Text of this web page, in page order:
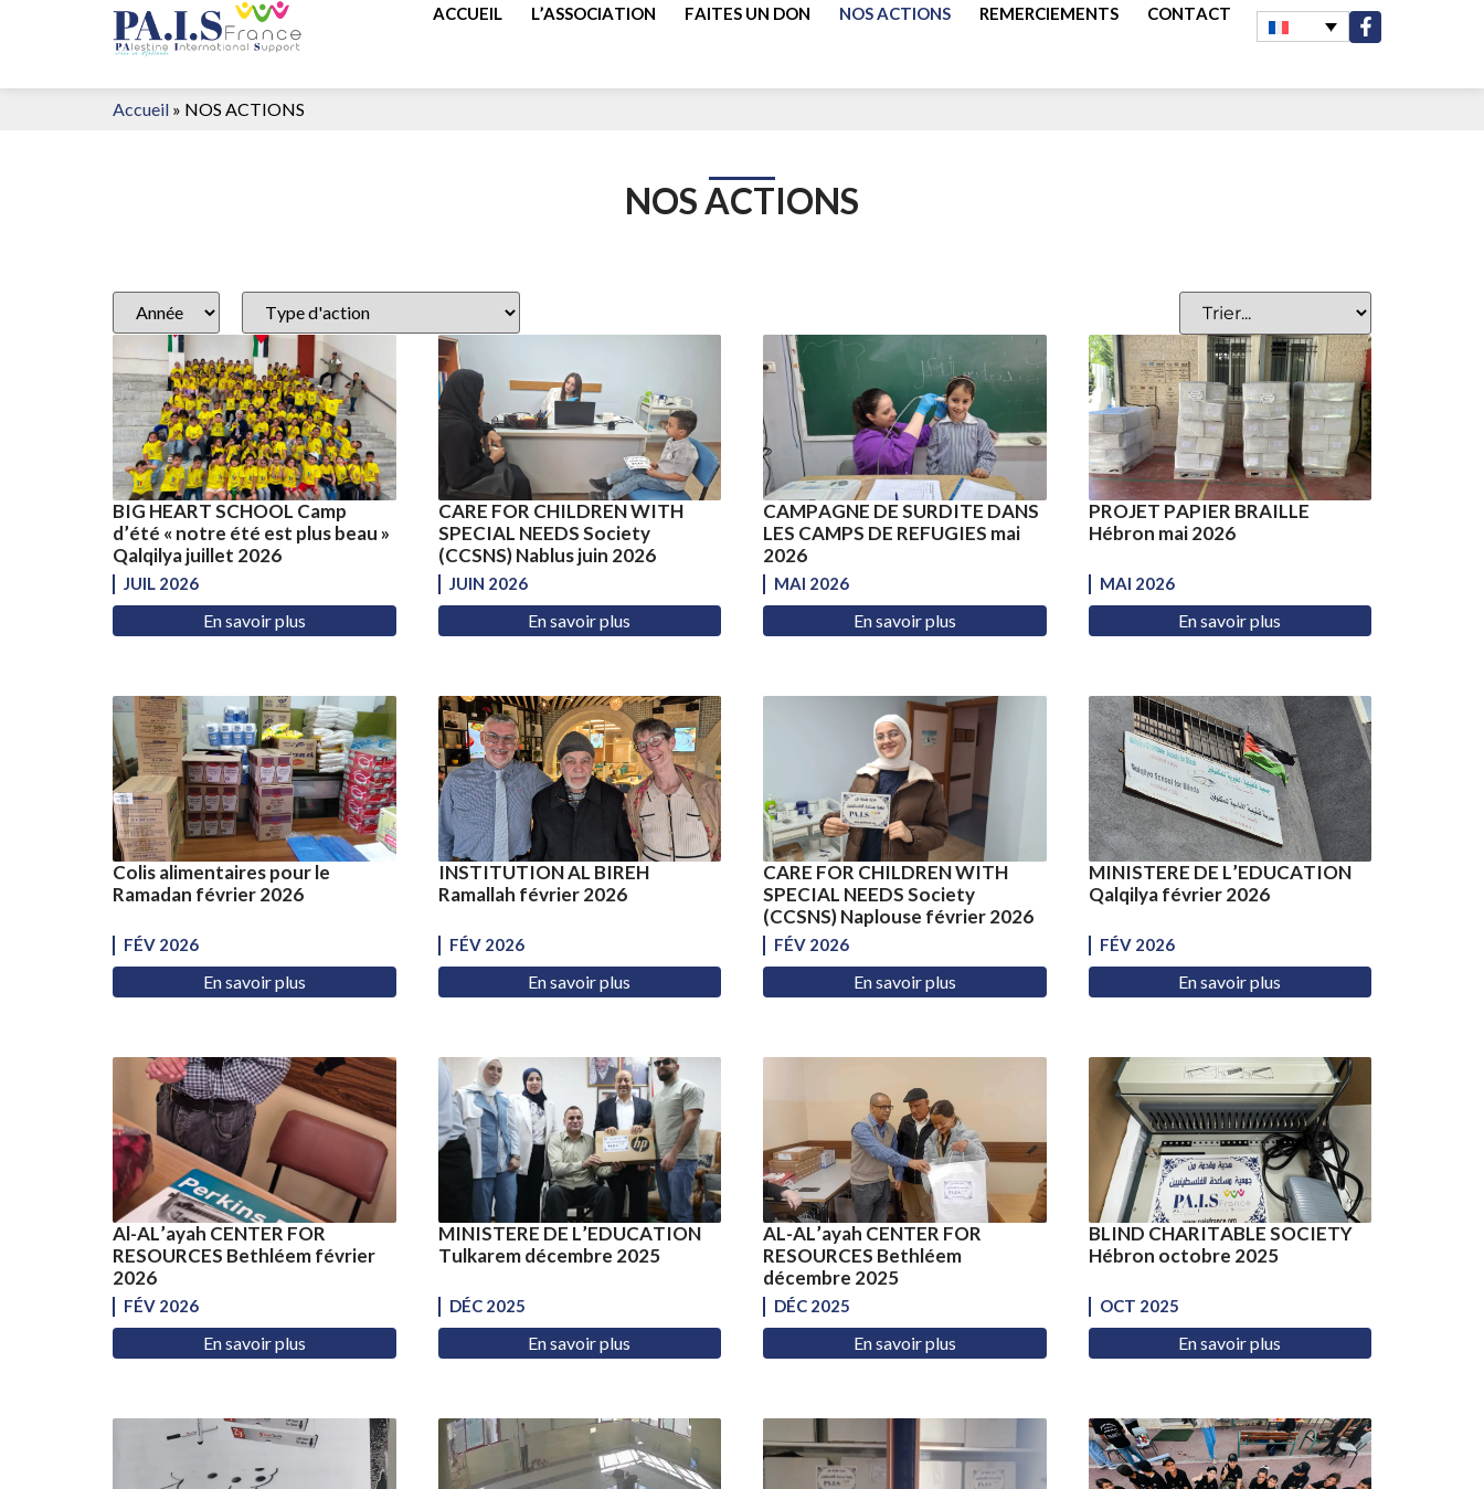
ACCUEIL L’ASSOCIATION FAITES UN DON NOS ACTIONS REMERCIEMENTS CONTACT
Accueil » NOS ACTIONS
NOS ACTIONS
BIG HEART SCHOOL Camp
d’été « notre été est plus beau »
Qalqilya juillet 2026
JUIL 2026
En savoir plus
CARE FOR CHILDREN WITH
SPECIAL NEEDS Society
(CCSNS) Nablus juin 2026
JUIN 2026
En savoir plus
CAMPAGNE DE SURDITE DANS
LES CAMPS DE REFUGIES mai
2026
MAI 2026
En savoir plus
PROJET PAPIER BRAILLE
Hébron mai 2026
MAI 2026
En savoir plus
Colis alimentaires pour le
Ramadan février 2026
FÉV 2026
En savoir plus
INSTITUTION AL BIREH
Ramallah février 2026
FÉV 2026
En savoir plus
CARE FOR CHILDREN WITH
SPECIAL NEEDS Society
(CCSNS) Naplouse février 2026
FÉV 2026
En savoir plus
MINISTERE DE L’EDUCATION
Qalqilya février 2026
FÉV 2026
En savoir plus
Al-AL’ayah CENTER FOR
RESOURCES Bethléem février
2026
FÉV 2026
En savoir plus
MINISTERE DE L’EDUCATION
Tulkarem décembre 2025
DÉC 2025
En savoir plus
AL-AL’ayah CENTER FOR
RESOURCES Bethléem
décembre 2025
DÉC 2025
En savoir plus
BLIND CHARITABLE SOCIETY
Hébron octobre 2025
OCT 2025
En savoir plus